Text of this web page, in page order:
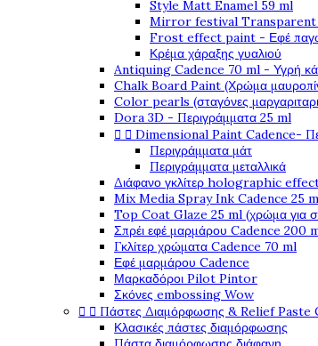
Style Matt Enamel 59 ml
Mirror festival Transparent
Frost effect paint - Εφέ
Κρέμα χάραξης γυαλιού
Antiquing Cadence 70 ml - Υγρή
Chalk Board Paint (Χρώμα
Color pearls (σταγόνες
Dora 3D - Περιγράμματα 25 ml
  Dimensional Paint Cadence-
Περιγράμματα μάτ
Περιγράμματα μεταλλικά
Διάφανο γκλίτερ holographic
Mix Media Spray Ink Cadence 25
Top Coat Glaze 25 ml (χρώμα για
Σπρέι εφέ μαρμάρου Cadence 200
Γκλίτερ χρώματα Cadence 70 ml
Εφέ μαρμάρου Cadence
Μαρκαδόροι Pilot Pintor
Σκόνες embossing Wow
  Πάστες Διαμόρφωσης & Relief
Κλασικές πάστες διαμόρφωσης